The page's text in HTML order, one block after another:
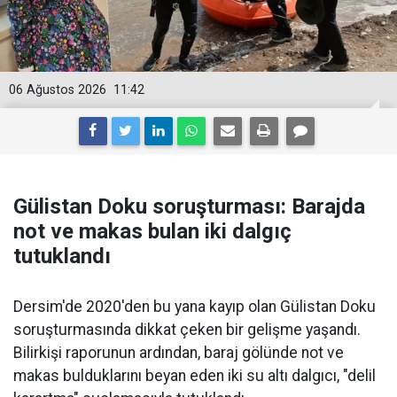
11:42
06 Ağustos 2026
Gülistan Doku soruşturması: Barajda
not ve makas bulan iki dalgıç
tutuklandı
Dersim'de 2020'den bu yana kayıp olan Gülistan Doku
soruşturmasında dikkat çeken bir gelişme yaşandı.
Bilirkişi raporunun ardından, baraj gölünde not ve
makas bulduklarını beyan eden iki su altı dalgıcı, "delil